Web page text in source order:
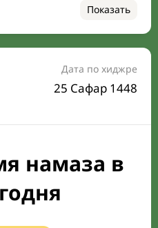
Показать
на сегодня
комнаты
Дата по хиджре
25 Сафар 1448
намаза в